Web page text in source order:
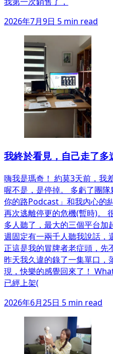
2026年7月9日 5 min read
我終於看見，自己走了多
嗨我是瑪奇！ 約莫3天前，我
喔不是，是停掉。 多虧了團
你的路Podcast」和我內心的
再次逃離停更的危機(暫時)。
多人聽了，最大的三個平台
週固定有一兩千人聽我說話，
正這是我的冒牌者老症頭，先
昨天我久違的錄了一集單口，
現，快樂的感覺回來了！
已經上架(
2026年6月25日 5 min read